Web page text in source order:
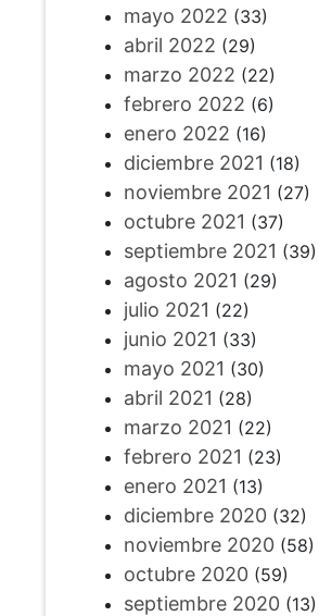
mayo 2022 (33)
abril 2022 (29)
marzo 2022 (22)
febrero 2022 (6)
enero 2022 (16)
diciembre 2021 (18)
noviembre 2021 (27)
octubre 2021 (37)
septiembre 2021 (39)
agosto 2021 (29)
julio 2021 (22)
junio 2021 (33)
mayo 2021 (30)
abril 2021 (28)
marzo 2021 (22)
febrero 2021 (23)
enero 2021 (13)
diciembre 2020(32)
noviembre 2020(58)
octubre 2020(59)
septiembre 2020(13)